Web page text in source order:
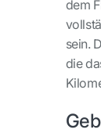
dem
sein.
die